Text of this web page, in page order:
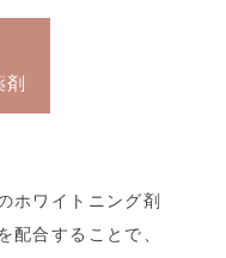
ホワイトニング剤
配合することで、